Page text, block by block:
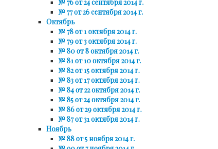
№ 76 от 24 сентября 2014 г.
№ 77 от 26 сентября 2014 г.
Октябрь
№ 78 от 1 октября 2014 г.
№ 79 от 3 октября 2014 г.
№ 80 от 8 октября 2014 г.
№ 81 от 10 октября 2014 г.
№ 82 от 15 октября 2014 г.
№ 83 от 17 октября 2014 г.
№ 84 от 22 октября 2014 г.
№ 85 от 24 октября 2014 г.
№ 86 от 29 октября 2014 г.
№ 87 от 31 октября 2014 г.
Ноябрь
№ 88 от 5 ноября 2014 г.